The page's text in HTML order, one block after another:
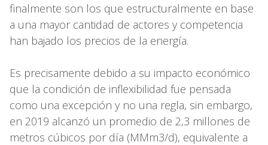
finalmente son los que estructuralmente en base
a una mayor cantidad de actores y competencia
han bajado los precios de la energía.
Es precisamente debido a su impacto económico
que la condición de inflexibilidad fue pensada
como una excepción y no una regla, sin embargo,
en 2019 alcanzó un promedio de 2,3 millones de
metros cúbicos por día (MMm3/d), equivalente a